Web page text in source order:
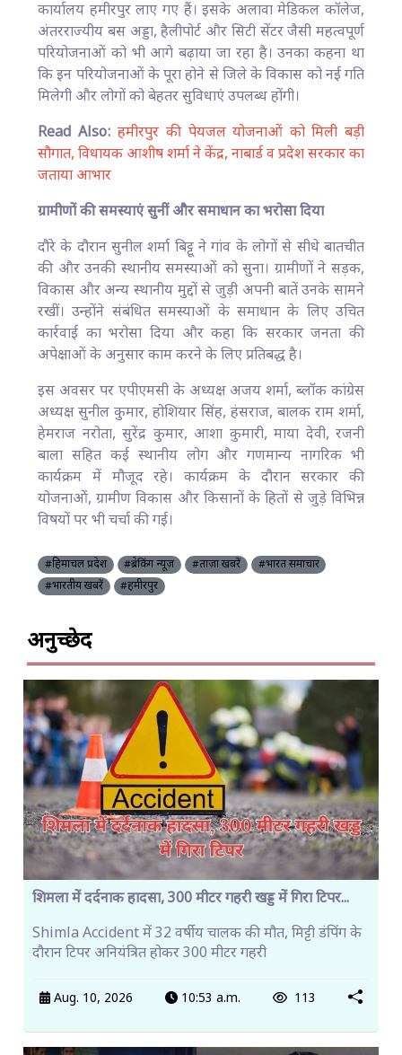
कार्यालय हमीरपुर लाए गए हैं। इसके अलावा मेडिकल कॉलेज,
अंतरराज्यीय बस अड्डा, हैलीपोर्ट और सिटी सेंटर जैसी महत्वपूर्ण
परियोजनाओं को भी आगे बढ़ाया जा रहा है। उनका कहना था
कि इन परियोजनाओं के पूरा होने से जिले के विकास को नई गति
मिलेगी और लोगों को बेहतर सुविधाएं उपलब्ध होंगी।
Read Also:हमीरपुर की पेयजल योजनाओं को मिली बड़ी
सौगात, विधायक आशीष शर्मा ने केंद्र, नाबार्ड व प्रदेश सरकार का
जताया आभार
ग्रामीणों की समस्याएं सुनीं और समाधान का भरोसा दिया
दौरे के दौरान सुनील शर्मा बिट्टू ने गांव के लोगों से सीधे बातचीत
की और उनकी स्थानीय समस्याओं को सुना। ग्रामीणों ने सड़क,
विकास और अन्य स्थानीय मुद्दों से जुड़ी अपनी बातें उनके सामने
रखीं। उन्होंने संबंधित समस्याओं के समाधान के लिए उचित
कार्रवाई का भरोसा दिया और कहा कि सरकार जनता की
अपेक्षाओं के अनुसार काम करने के लिए प्रतिबद्ध है।
इस अवसर पर एपीएमसी के अध्यक्ष अजय शर्मा, ब्लॉक कांग्रेस
अध्यक्ष सुनील कुमार, होशियार सिंह, हंसराज, बालक राम शर्मा,
हेमराज नरोता, सुरेंद्र कुमार, आशा कुमारी, माया देवी, रजनी
बाला सहित कई स्थानीय लोग और गणमान्य नागरिक भी
कार्यक्रम में मौजूद रहे। कार्यक्रम के दौरान सरकार की
योजनाओं, ग्रामीण विकास और किसानों के हितों से जुड़े विभिन्न
विषयों पर भी चर्चा की गई।
#हिमाचल प्रदेश #ब्रेकिंग न्यूज़ #ताज़ा खबरें
#भारत समाचार
#भारतीय खबरें
#हमीरपुर
अनुच्छेद
शिमला में दर्दनाक हादसा, 300 मीटर गहरी खड्ड में गिरा टिपर...
Shimla Accident में 32 वर्षीय चालक की मौत, मिट्टी डंपिंग के
दौरान टिपर अनियंत्रित होकर 300 मीटर गहरी
Aug. 10, 2026 10:53 a.m. 113